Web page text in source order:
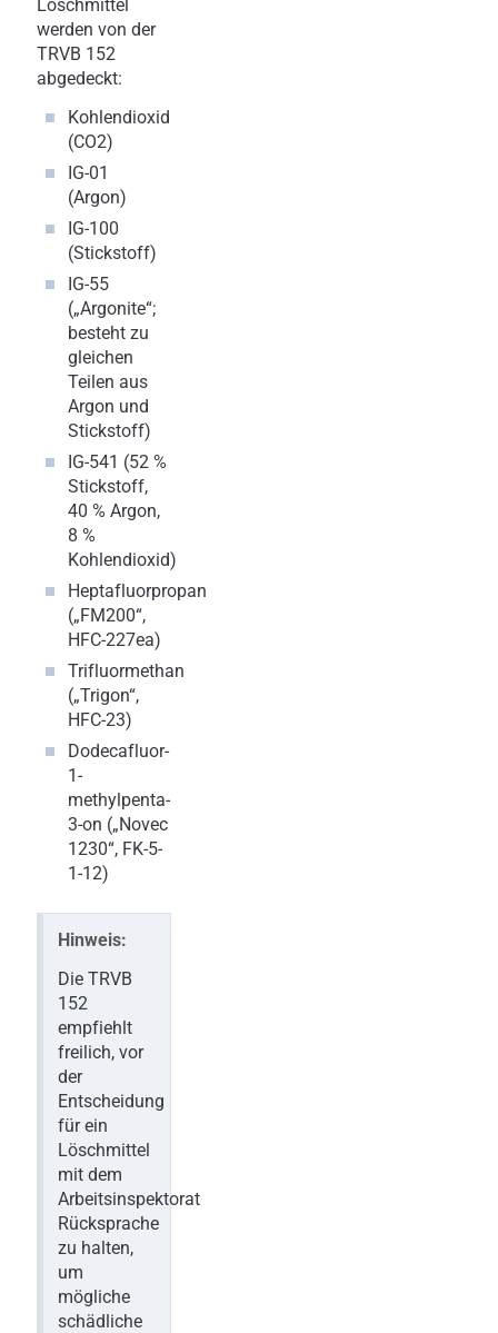
Löschmittel
werden von der
TRVB 152
abgedeckt:
Kohlendioxid
(CO2)
IG-01
(Argon)
IG-100
(Stickstoff)
IG-55
(„Argonite“;
besteht zu
gleichen
Teilen aus
Argon und
Stickstoff)
IG-541 (52 %
Stickstoff,
40 % Argon,
8 %
Kohlendioxid)
Heptafluorpropan
(„FM200“,
HFC-227ea)
Trifluormethan
(„Trigon“,
HFC-23)
Dodecafluor-
1-
methylpenta-
3-on („Novec
1230“, FK-5-
1-12)
Hinweis:
Die TRVB
152
empfiehlt
freilich, vor
der
Entscheidung
für ein
Löschmittel
mit dem
Arbeitsinspektorat
Rücksprache
zu halten,
um
mögliche
schädliche